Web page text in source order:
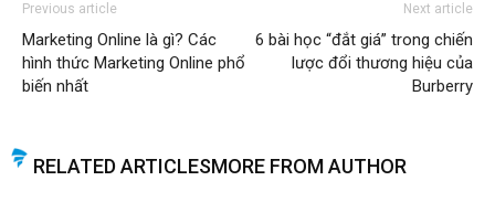
Previous article
Marketing Online là gì? Các
hình thức Marketing Online phổ
biến nhất
Next article
6 bài học “đắt giá” trong chiến
lược đổi thương hiệu của
Burberry
RELATED ARTICLESMORE FROM AUTHOR